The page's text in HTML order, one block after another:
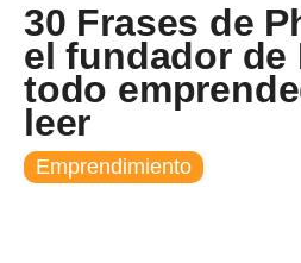
30 Frases de
el fundador de
todo
leer
Emprendimiento